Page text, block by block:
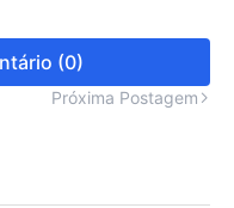
(0)
Próxima Postagem